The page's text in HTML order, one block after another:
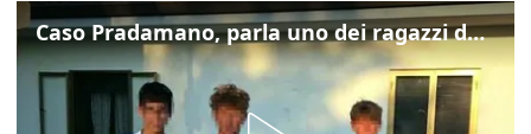
Caso Pradamano, parla uno dei ragazzi denunciati per la limonata: "Volevo anche aiutare i miei"